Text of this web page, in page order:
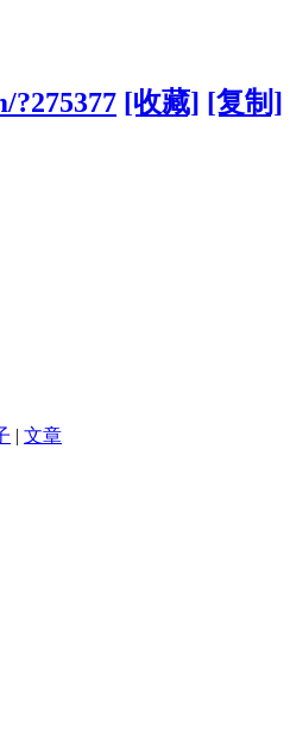
?275377 [收藏] [复制]
| 文章